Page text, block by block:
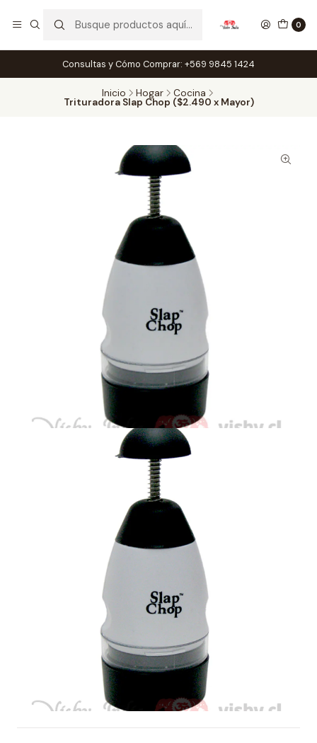
0
Consultas y Cómo Comprar: +569 9845 1424
Inicio Hogar Cocina
Trituradora Slap Chop ($2.490 x Mayor)